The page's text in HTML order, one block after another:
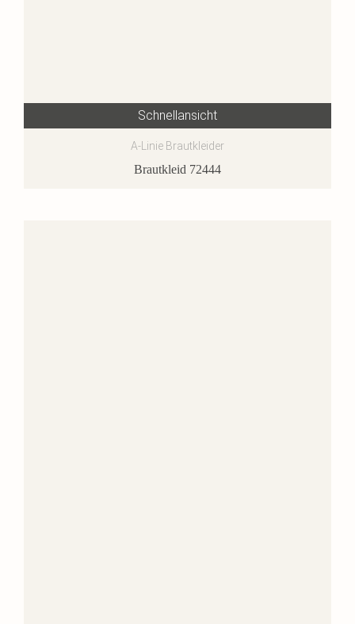
Schnellansicht
A-Linie Brautkleider
Brautkleid 72444